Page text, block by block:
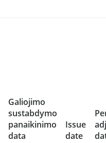
Galiojimo
sustabdymo
panaikinimo
data
Issue
date